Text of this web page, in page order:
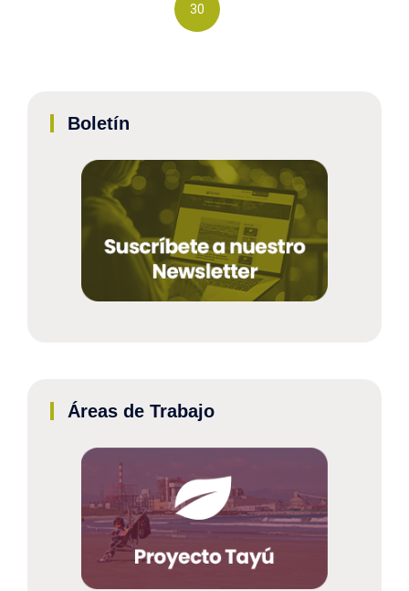
30
Boletín
Áreas de Trabajo